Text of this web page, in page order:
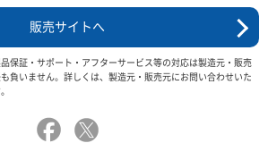
販売サイトへ
保証・サポート・アフターサービス等の対応は製造元・販売
負いません。詳しくは、製造元・販売元にお問い合わせいた